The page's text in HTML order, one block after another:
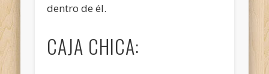
dentro de él.
CAJA CHICA: